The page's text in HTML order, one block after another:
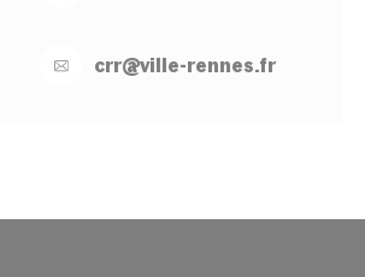
crr@ville-rennes.fr